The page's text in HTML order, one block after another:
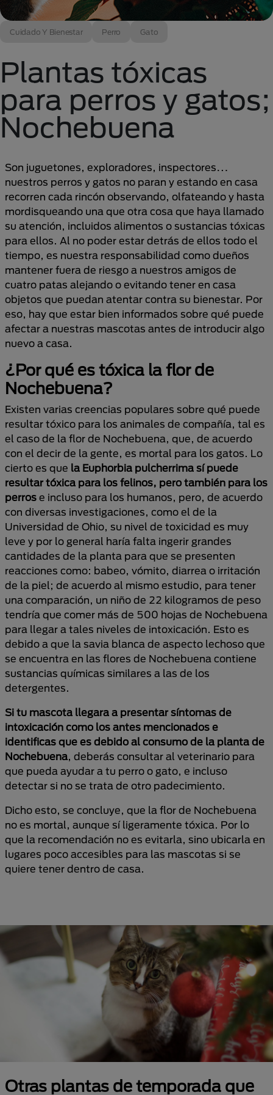
Cuidado Y Bienestar Perro Gato
Plantas tóxicas
para perros y gatos;
Nochebuena
Son juguetones, exploradores, inspectores…
nuestros perros y gatos no paran y estando en casa
recorren cada rincón observando, olfateando y hasta
mordisqueando una que otra cosa que haya llamado
su atención, incluidos alimentos o sustancias tóxicas
para ellos. Al no poder estar detrás de ellos todo el
tiempo, es nuestra responsabilidad como dueños
mantener fuera de riesgo a nuestros amigos de
cuatro patas alejando o evitando tener en casa
objetos que puedan atentar contra su bienestar. Por
eso, hay que estar bien informados sobre qué puede
afectar a nuestras mascotas antes de introducir algo
nuevo a casa.
¿Por qué es tóxica la flor de
Nochebuena?
Existen varias creencias populares sobre qué puede
resultar tóxico para los animales de compañía, tal es
el caso de la flor de Nochebuena, que, de acuerdo
con el decir de la gente, es mortal para los gatos. Lo
cierto es que la Euphorbia pulcherrima sí puede
resultar tóxica para los felinos, pero también para los
perros e incluso para los humanos, pero, de acuerdo
con diversas investigaciones, como el de la
Universidad de Ohio, su nivel de toxicidad es muy
leve y por lo general haría falta ingerir grandes
cantidades de la planta para que se presenten
reacciones como: babeo, vómito, diarrea o irritación
de la piel; de acuerdo al mismo estudio, para tener
una comparación, un niño de 22 kilogramos de peso
tendría que comer más de 500 hojas de Nochebuena
para llegar a tales niveles de intoxicación. Esto es
debido a que la savia blanca de aspecto lechoso que
se encuentra en las flores de Nochebuena contiene
sustancias químicas similares a las de los
detergentes.
Si tu mascota llegara a presentar síntomas de
intoxicación como los antes mencionados e
identificas que es debido al consumo de la planta de
Nochebuena, deberás consultar al veterinario para
que pueda ayudar a tu perro o gato, e incluso
detectar si no se trata de otro padecimiento.
Dicho esto, se concluye, que la flor de Nochebuena
no es mortal, aunque sí ligeramente tóxica. Por lo
que la recomendación no es evitarla, sino ubicarla en
lugares poco accesibles para las mascotas si se
quiere tener dentro de casa.
Otras plantas de temporada que